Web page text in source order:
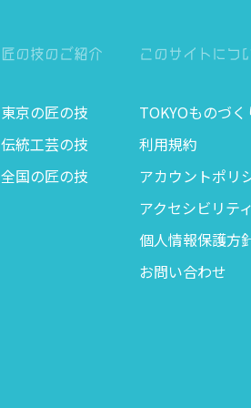
匠の技のご紹介
東京の匠の技
伝統工芸の技
全国の匠の技
このサイトにつ
TOKYOものづ
利用規約
アカウントポリ
アクセシビリテ
個人情報保護方
お問い合わせ